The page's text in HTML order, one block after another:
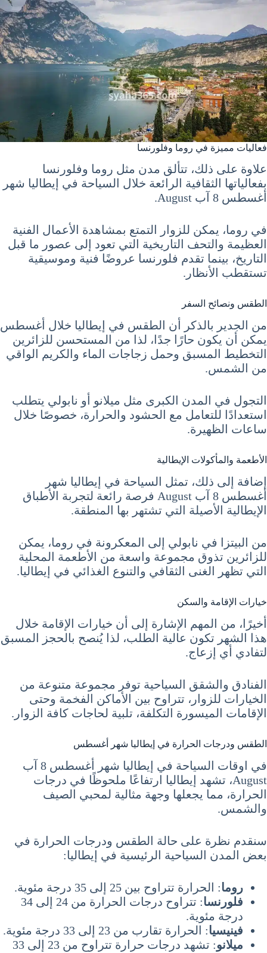
فعاليات مميزة في روما وفلورنسا
علاوة على ذلك، تتألق مدن مثل روما وفلورنسا
بفعالياتها الثقافية الرائعة خلال السياحة في إيطاليا شهر
أغسطس 8 آب August.
في روما، يمكن للزوار التمتع بمشاهدة الأعمال الفنية
العظيمة والتحف التاريخية التي تعود إلى عصور ما قبل
التاريخ، بينما تقدم فلورنسا عروضًا فنية وموسيقية
تستقطب الأنظار.
الطقس ونصائح السفر
من الجدير بالذكر أن الطقس في إيطاليا خلال أغسطس
يمكن أن يكون حارًا جدًا، لذا من المستحسن للزائرين
التخطيط المسبق وحمل زجاجات الماء والكريم الواقي
من الشمس.
التجول في المدن الكبرى مثل ميلانو أو نابولي يتطلب
استعدادًا للتعامل مع الحشود والحرارة، خصوصًا خلال
ساعات الظهيرة.
الأطعمة والمأكولات الإيطالية
إضافة إلى ذلك، تمثل السياحة في إيطاليا شهر
أغسطس 8 آب August فرصة رائعة لتجربة الأطباق
الإيطالية الأصيلة التي تشتهر بها المنطقة.
من البيتزا في نابولي إلى المعكرونة في روما، يمكن
للزائرين تذوق مجموعة واسعة من الأطعمة المحلية
التي تظهر الغنى الثقافي والتنوع الغذائي في إيطاليا.
خيارات الإقامة والسكن
أخيرًا، من المهم الإشارة إلى أن خيارات الإقامة خلال
هذا الشهر تكون عالية الطلب، لذا يُنصح بالحجز المسبق
لتفادي أي إزعاج.
الفنادق والشقق السياحية توفر مجموعة متنوعة من
الخيارات للزوار، تتراوح بين الأماكن الفخمة وحتى
الإقامات الميسورة التكلفة، تلبية لحاجات كافة الزوار.
الطقس ودرجات الحرارة في إيطاليا شهر أغسطس
في اوقات السياحة في إيطاليا شهر أغسطس 8 آب
August، تشهد إيطاليا ارتفاعًا ملحوظًا في درجات
الحرارة، مما يجعلها وجهة مثالية لمحبي الصيف
والشمس.
سنقدم نظرة على حالة الطقس ودرجات الحرارة في
بعض المدن السياحية الرئيسية في إيطاليا:
روما: الحرارة تتراوح بين 25 إلى 35 درجة مئوية.
فلورنسا
: تتراوح درجات الحرارة من 24 إلى 34
درجة مئوية.
فينيسيا: الحرارة تقارب من 23 إلى 33 درجة مئوية.
ميلانو
: تشهد درجات حرارة تتراوح من 23 إلى 33